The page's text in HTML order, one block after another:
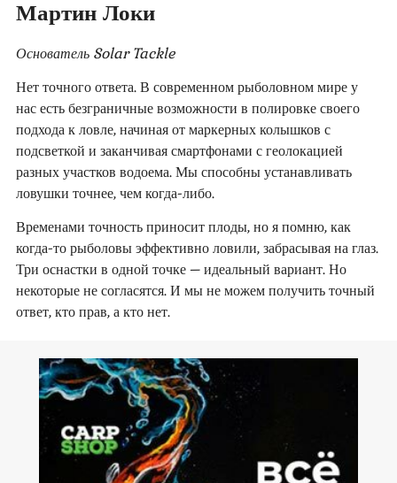
Мартин Локи
Основатель Solar Tackle
Нет точного ответа. В современном рыболовном мире у
нас есть безграничные возможности в полировке своего
подхода к ловле, начиная от маркерных колышков с
подсветкой и заканчивая смартфонами с геолокацией
разных участков водоема. Мы способны устанавливать
ловушки точнее, чем когда-либо.
Временами точность приносит плоды, но я помню, как
когда-то рыболовы эффективно ловили, забрасывая на глаз.
Три оснастки в одной точке – идеальный вариант. Но
некоторые не согласятся. И мы не можем получить точный
ответ, кто прав, а кто нет.